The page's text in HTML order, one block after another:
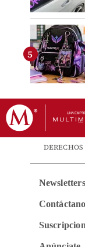
Newsletters